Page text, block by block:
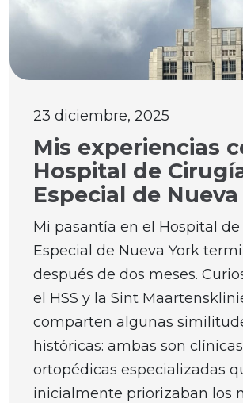
23 diciembre, 2025
Mis experiencias
Hospital de
Especial de
Mi pasantía en el Hospital de
Especial de Nueva York
después de dos meses.
el HSS y la Sint
comparten algunas
históricas: ambas son clínicas
ortopédicas especializadas
inicialmente priorizaban los